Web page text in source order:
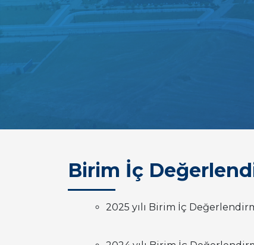
Birim İç
2025 yılı Birim İç